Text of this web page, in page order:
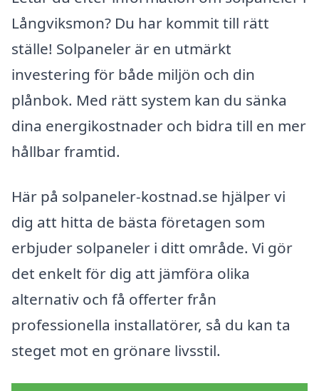
Långviksmon? Du har kommit till rätt
ställe! Solpaneler är en utmärkt
investering för både miljön och din
plånbok. Med rätt system kan du sänka
dina energikostnader och bidra till en mer
hållbar framtid.
Här på solpaneler-kostnad.se hjälper vi
dig att hitta de bästa företagen som
erbjuder solpaneler i ditt område. Vi gör
det enkelt för dig att jämföra olika
alternativ och få offerter från
professionella installatörer, så du kan ta
steget mot en grönare livsstil.